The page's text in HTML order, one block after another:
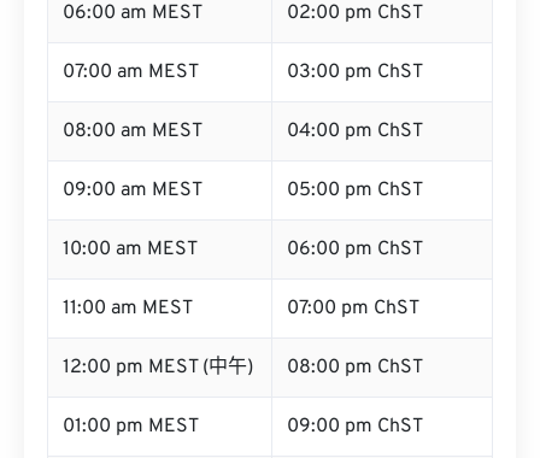
06:00 am MEST 02:00 pm ChST
07:00 am MEST 03:00 pm ChST
08:00 am MEST 04:00 pm ChST
09:00 am MEST 05:00 pm ChST
10:00 am MEST 06:00 pm ChST
11:00 am MEST 07:00 pm ChST
12:00 pm MEST (中午) 08:00 pm ChST
01:00 pm MEST 09:00 pm ChST